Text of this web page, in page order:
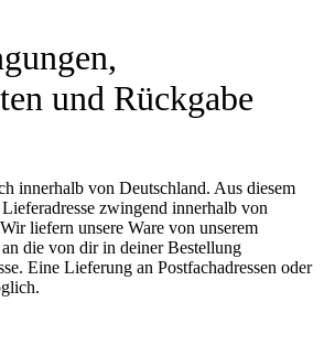
und Rückgabe
innerhalb von Deutschland. Aus diesem
zwingend innerhalb von
liefern unsere Ware von unserem
die von dir in deiner Bestellung
Eine Lieferung an Postfachadressen oder